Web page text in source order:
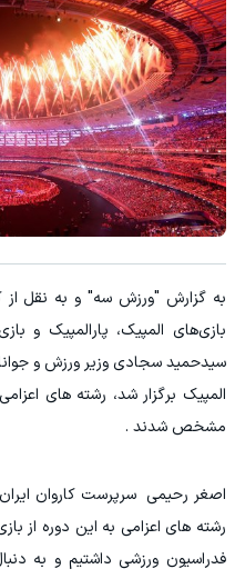
به گزارش "ورزش سه" و به نقل از
بازی‌های المپیک، پارالمپیک و
سیدحمید سجادی وزیر ورزش و
المپیک برگزار شد، رشته های
مشخص شدند .
اصغر رحیمی سرپرست کاروان
فدراسیون ورزشی داشتیم و به